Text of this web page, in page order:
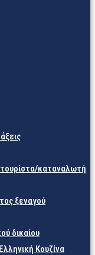
καταναλωτή
ξεναγού
δικαίου
Κουζίνα